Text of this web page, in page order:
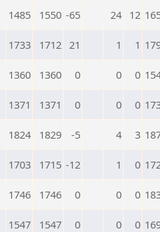
1485 1550 -65 24 12
1733 1712 21 1 1
1360 1360 0 0 0
1371 1371 0 0 0
1824 1829 -5 4 3
1703 1715 -12 1 0
1746 1746 0 0 0
1547 1547 0 0 0